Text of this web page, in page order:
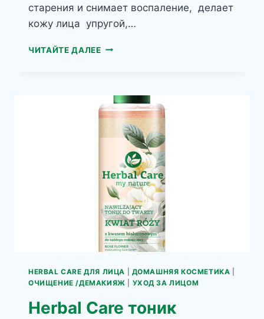
старения и снимает воспаление, делает
кожу лица упругой,…
ЧИТАЙТЕ ДАЛЕЕHERBAL
УКРЕПЛЯЮЩИЙ
КУПЕРОЗЕ))
HERBAL CARE ДЛЯ ЛИЦА ДОМАШНЯЯ КОСМЕТИКА
ОЧИЩЕНИЕ /ДЕМАКИЯЖ
УХОД ЗА ЛИЦОМ
Herbal Care тоник